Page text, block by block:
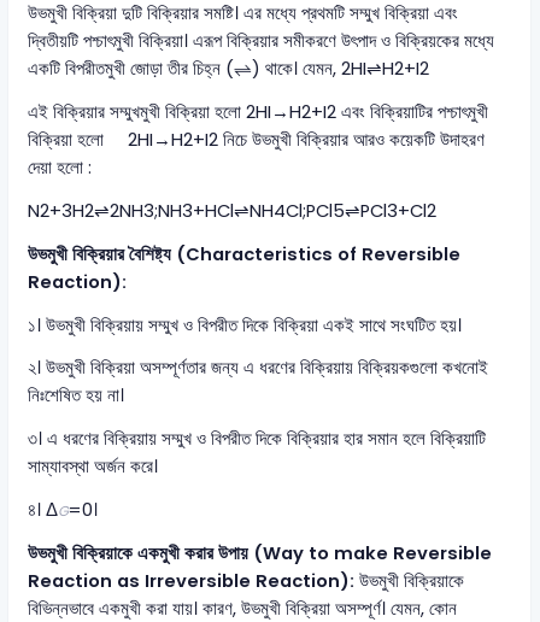
উভমুখী বিক্রিয়া দুটি বিক্রিয়ার সমষ্টি। এর মধ্যে প্রথমটি সম্মুখ বিক্রিয়া এবং
দ্বিতীয়টি পশ্চাৎমুখী বিক্রিয়া। এরূপ বিক্রিয়ার সমীকরণে উৎপাদ ও বিক্রিয়কের মধ্যে
একটি বিপরীতমুখী জোড়া তীর চিহ্ন (⇌) থাকে। যেমন, 2HI⇌H2​+I2​
এই বিক্রিয়ার সম্মুখমুখী বিক্রিয়া হলো 2HI→H2​+I2​ এবং বিক্রিয়াটির পশ্চাৎমুখী
বিক্রিয়া হলো 2HI→H2​+I2​ নিচে উভমুখী বিক্রিয়ার আরও কয়েকটি উদাহরণ
দেয়া হলো :
N2​+3H2​⇌2NH3​;NH3​+HCl⇌NH4​Cl;PCl5​⇌PCl3​+Cl2​
উভমুখী বিক্রিয়ার বৈশিষ্ট্য (Characteristics of Reversible
Reaction):
১। উভমুখী বিক্রিয়ায় সম্মুখ ও বিপরীত দিকে বিক্রিয়া একই সাথে সংঘটিত হয়।
২। উভমুখী বিক্রিয়া অসম্পূর্ণতার জন্য এ ধরণের বিক্রিয়ায় বিক্রিয়কগুলো কখনোই
নিঃশেষিত হয় না।
৩। এ ধরণের বিক্রিয়ায় সম্মুখ ও বিপরীত দিকে বিক্রিয়ার হার সমান হলে বিক্রিয়াটি
সাম্যাবস্থা অর্জন করে।
৪। ΔG=0।
উভমুখী বিক্রিয়াকে একমুখী করার উপায় (Way to make Reversible
Reaction as Irreversible Reaction): উভমুখী বিক্রিয়াকে
বিভিন্নভাবে একমুখী করা যায়। কারণ, উভমুখী বিক্রিয়া অসম্পূর্ণ। যেমন, কোন